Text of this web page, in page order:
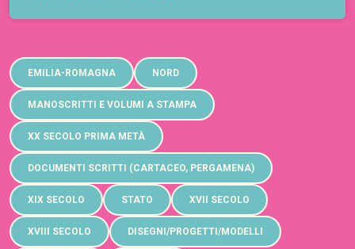
EMILIA-ROMAGNA NORD
MANOSCRITTI E VOLUMI A STAMPA
XX SECOLO PRIMA METÀ
DOCUMENTI SCRITTI (CARTACEO, PERGAMENA)
XIX SECOLO STATO XVII SECOLO
XVIII SECOLO DISEGNI/PROGETTI/MODELLI